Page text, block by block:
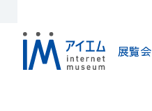
展覧会